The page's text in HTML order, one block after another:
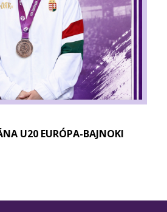
U20 EURÓPA-BAJNOKI